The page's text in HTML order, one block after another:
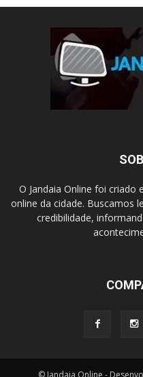
O Jandaia Online foi
online da cidade. Buscamos
credibilidade,
© Jandaia Online -